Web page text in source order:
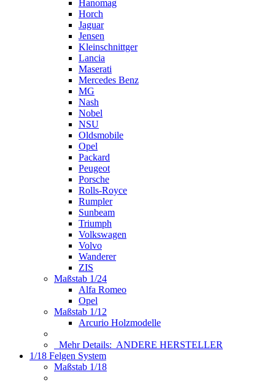
Hanomag
Horch
Jaguar
Jensen
Kleinschnittger
Lancia
Maserati
Mercedes Benz
MG
Nash
Nobel
NSU
Oldsmobile
Opel
Packard
Peugeot
Porsche
Rolls-Royce
Rumpler
Sunbeam
Triumph
Volkswagen
Volvo
Wanderer
ZIS
Maßstab 1/24
Alfa Romeo
Opel
Maßstab 1/12
Arcurio Holzmodelle
Mehr Details: ANDERE HERSTELLER
1/18 Felgen System
Maßstab 1/18